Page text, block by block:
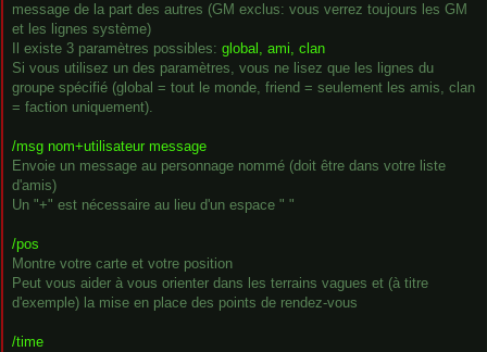
message de la part des autres (GM exclus: vous verrez toujours les GM
et les lignes système)
Il existe 3 paramètres possibles: global, ami, clan
Si vous utilisez un des paramètres, vous ne lisez que les lignes du
groupe spécifié (global = tout le monde, friend = seulement les amis, clan
= faction uniquement).
/msg nom+utilisateur message
Envoie un message au personnage nommé (doit être dans votre liste
d'amis)
Un "+" est nécessaire au lieu d'un espace " "
/pos
Montre votre carte et votre position
Peut vous aider à vous orienter dans les terrains vagues et (à titre
d'exemple) la mise en place des points de rendez-vous
/time